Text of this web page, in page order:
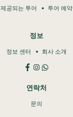
제공되는 투어 투어 예약
정보
정보 센터 회사 소개
연락처
문의